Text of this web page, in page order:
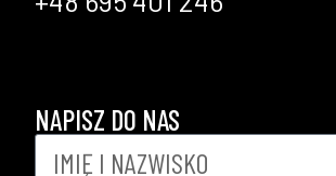
NAPISZ DO NAS